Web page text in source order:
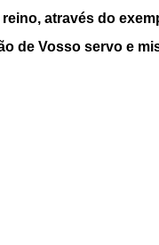
através do
de Vosso servo e